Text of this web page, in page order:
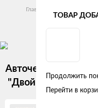
Главная
Lada
Авточехлы LADA
"Двойной ромб"
ТОВАР
Продолжить
Перейти в